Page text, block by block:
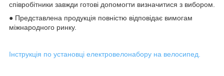
співробітники завжди готові допомогти визначитися з вибором.
● Представлена продукція повністю відповідає вимогам
міжнародного ринку.
Інструкція по установці електровелонабору на велосипед.